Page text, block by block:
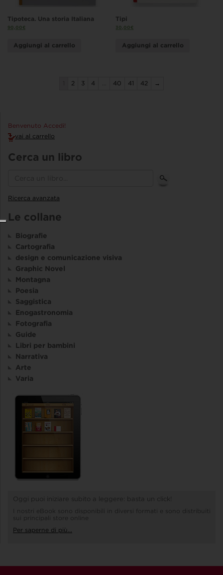
Tipoteca. Una storia Italiana
90,00€
Aggiungi al carrello
Tipi
30,00€
Aggiungi al carrello
2 3 4 … 40 41 42 →
Benvenuto Accedi!
vai al carrello
Cerca un libro
Ricerca avanzata
Le collane
Biografie
Cartografia
design e comunicazione visiva
Graphic Novel
Montagna
Poesia
Saggistica
Enogastronomia
Fotografia
Guide
Libri per bambini
Narrativa
Arte
Varia
Oggi puoi iniziare subito a leggere: basta un click!
I nostri eBook sono disponibili in diversi formati e sono distribuiti
sui principali store online
Per saperne di più...